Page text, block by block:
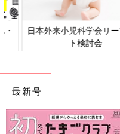
日本外来小児科学会リーフ
ト検討会
最新号